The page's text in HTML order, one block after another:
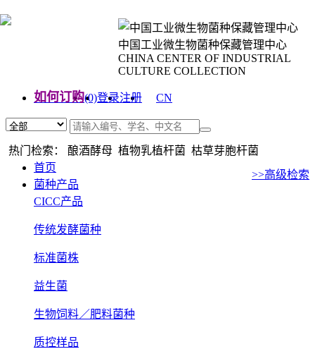
中国工业微生物菌种保藏管理中心
CHINA CENTER OF INDUSTRIAL
CULTURE COLLECTION
如何订购(0)登录注册
CN
热门检索： 酿酒酵母 植物乳植杆菌 枯草芽胞杆菌
>>高级检索
首页
菌种产品
CICC产品
传统发酵菌种
标准菌株
益生菌
生物饲料／肥料菌种
质控样品